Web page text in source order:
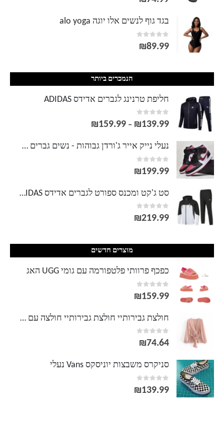
בגד גוף לנשים אלו יוגה alo yoga
0
out of 5
₪89.99
הנמכרים ביותר
חליפת טרנינג לגברים אדידס ADIDAS
0
out of 5
₪139.99
–
₪159.99
נעלי נייק אייר ג'ורדן גבוהות - נשים גברים NIKE AIR JORDAN
0
out of 5
₪199.99
סט ג'קט ומכנס ספורט לגברים אדידס ADIDAS
0
out of 5
₪219.99
מוצרים חדשים
כפכף פרוותי פלטפורמה עם גומי UGG האג
0
out of 5
₪159.99
חולצת גבירותיי חולצת גבירותיי חולצה עם חגורה מוצקה אלגנטי חולצות טוניקת קפלים אלגנטית אבנט מתוק אלסטית משרד חולצה
0
out of 5
₪74.64
סניקרס משבצות יוניסקס Vans נעלי
0
out of 5
₪139.99